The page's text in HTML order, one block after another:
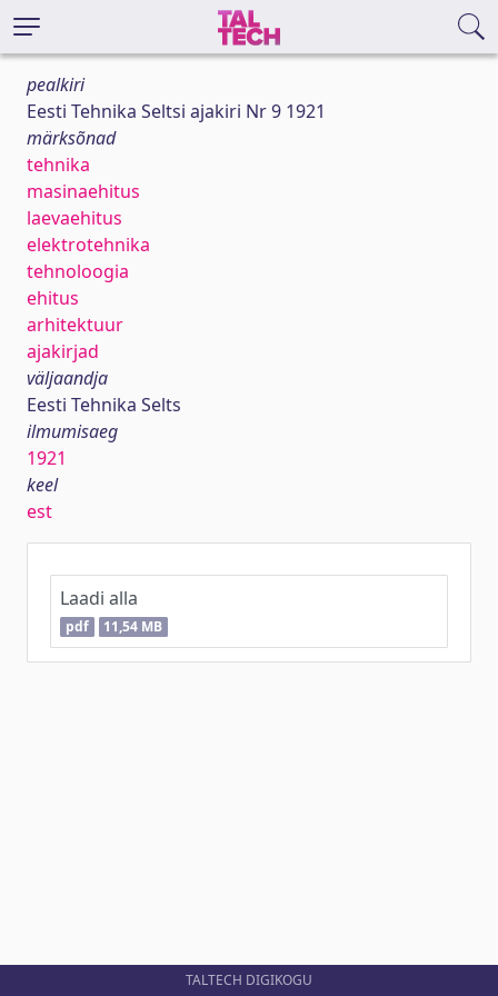
pealkiri
Eesti Tehnika Seltsi ajakiri Nr 9 1921
märksõnad
tehnika
masinaehitus
laevaehitus
elektrotehnika
tehnoloogia
ehitus
arhitektuur
ajakirjad
väljaandja
Eesti Tehnika Selts
ilmumisaeg
1921
keel
est
Laadi alla
pdf 11,54 MB
TALTECH DIGIKOGU